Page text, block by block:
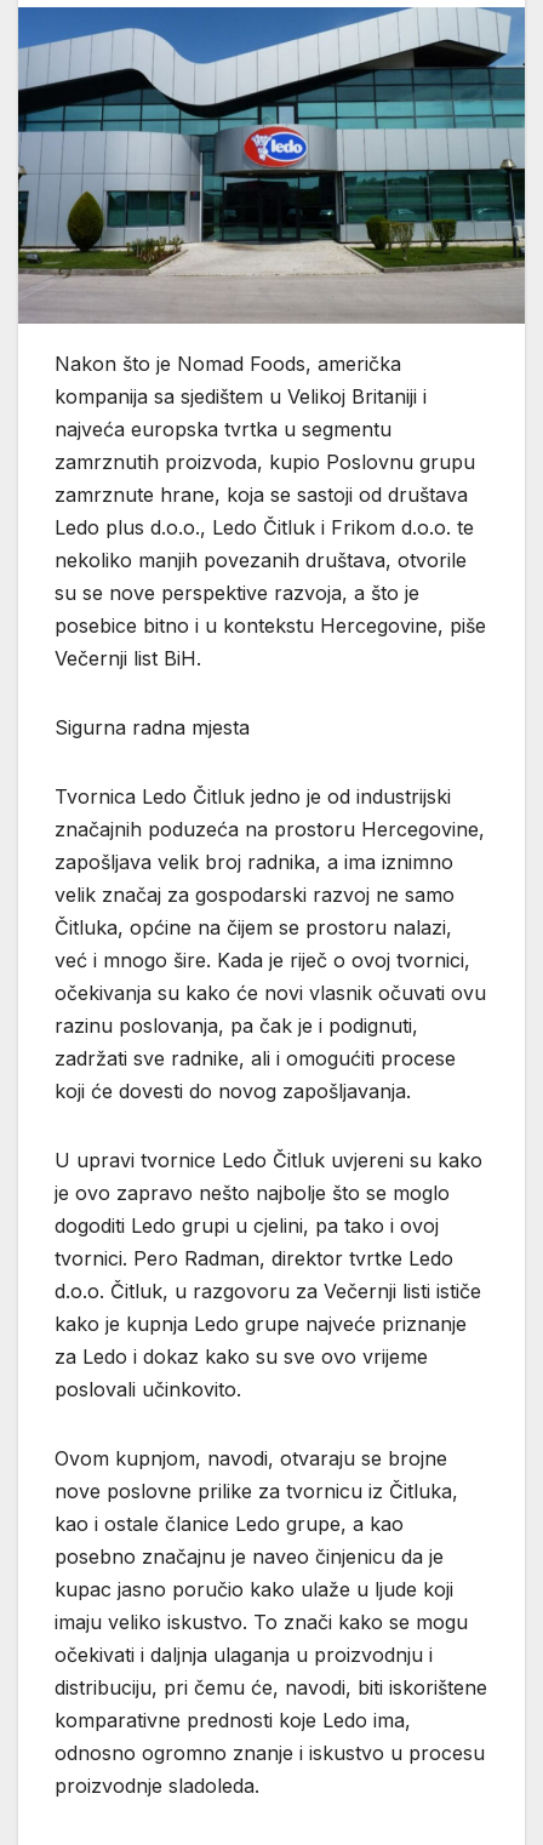
Nakon što je Nomad Foods, američka
kompanija sa sjedištem u Velikoj Britaniji i
najveća europska tvrtka u segmentu
zamrznutih proizvoda, kupio Poslovnu grupu
zamrznute hrane, koja se sastoji od društava
Ledo plus d.o.o., Ledo Čitluk i Frikom d.o.o. te
nekoliko manjih povezanih društava, otvorile
su se nove perspektive razvoja, a što je
posebice bitno i u kontekstu Hercegovine, piše
Večernji list BiH.
Sigurna radna mjesta
Tvornica Ledo Čitluk jedno je od industrijski
značajnih poduzeća na prostoru Hercegovine,
zapošljava velik broj radnika, a ima iznimno
velik značaj za gospodarski razvoj ne samo
Čitluka, općine na čijem se prostoru nalazi,
već i mnogo šire. Kada je riječ o ovoj tvornici,
očekivanja su kako će novi vlasnik očuvati ovu
razinu poslovanja, pa čak je i podignuti,
zadržati sve radnike, ali i omogućiti procese
koji će dovesti do novog zapošljavanja.
U upravi tvornice Ledo Čitluk uvjereni su kako
je ovo zapravo nešto najbolje što se moglo
dogoditi Ledo grupi u cjelini, pa tako i ovoj
tvornici. Pero Radman, direktor tvrtke Ledo
d.o.o. Čitluk, u razgovoru za Večernji listi ističe
kako je kupnja Ledo grupe najveće priznanje
za Ledo i dokaz kako su sve ovo vrijeme
poslovali učinkovito.
Ovom kupnjom, navodi, otvaraju se brojne
nove poslovne prilike za tvornicu iz Čitluka,
kao i ostale članice Ledo grupe, a kao
posebno značajnu je naveo činjenicu da je
kupac jasno poručio kako ulaže u ljude koji
imaju veliko iskustvo. To znači kako se mogu
očekivati i daljnja ulaganja u proizvodnju i
distribuciju, pri čemu će, navodi, biti iskorištene
komparativne prednosti koje Ledo ima,
odnosno ogromno znanje i iskustvo u procesu
proizvodnje sladoleda.